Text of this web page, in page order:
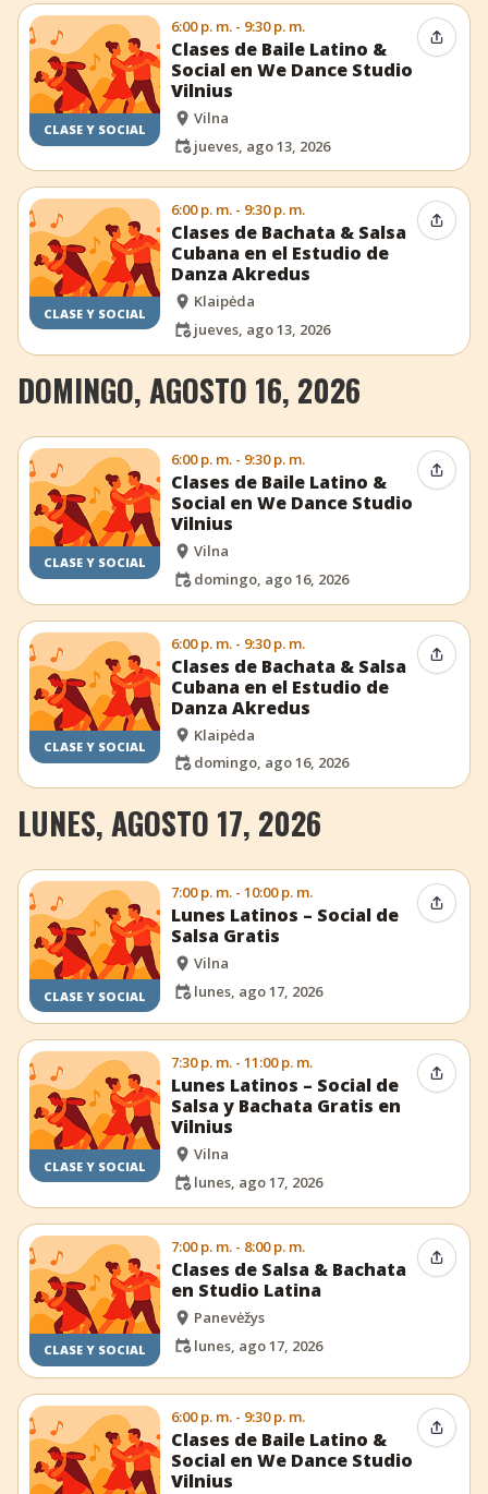
CLASE Y SOCIAL
6:00 p. m. - 9:30 p. m.
Clases de Baile Latino &
Social en We Dance Studio
Vilnius
Vilna
jueves, ago 13, 2026
CLASE Y SOCIAL
6:00 p. m. - 9:30 p. m.
Clases de Bachata & Salsa
Cubana en el Estudio de
Danza Akredus
Klaipėda
jueves, ago 13, 2026
DOMINGO, AGOSTO 16, 2026
CLASE Y SOCIAL
6:00 p. m. - 9:30 p. m.
Clases de Baile Latino &
Social en We Dance Studio
Vilnius
Vilna
domingo, ago 16, 2026
CLASE Y SOCIAL
6:00 p. m. - 9:30 p. m.
Clases de Bachata & Salsa
Cubana en el Estudio de
Danza Akredus
Klaipėda
domingo, ago 16, 2026
LUNES, AGOSTO 17, 2026
CLASE Y SOCIAL
7:00 p. m. - 10:00 p. m.
Lunes Latinos – Social de
Salsa Gratis
Vilna
lunes, ago 17, 2026
CLASE Y SOCIAL
7:30 p. m. - 11:00 p. m.
Lunes Latinos – Social de
Salsa y Bachata Gratis en
Vilnius
Vilna
lunes, ago 17, 2026
CLASE Y SOCIAL
7:00 p. m. - 8:00 p. m.
Clases de Salsa & Bachata
en Studio Latina
Panevėžys
lunes, ago 17, 2026
6:00 p. m. - 9:30 p. m.
Clases de Baile Latino &
Social en We Dance Studio
Vilnius